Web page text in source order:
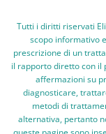
Tutti i diritti riservati
scopo informativo
prescrizione di un
il rapporto diretto con il
affermazioni su
diagnosticare,
metodi di
alternativa, pertanto